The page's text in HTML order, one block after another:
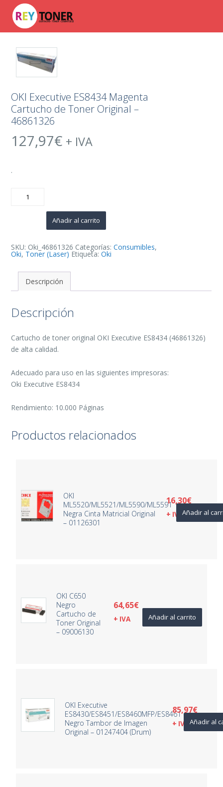
OKI Executive ES8434 Magenta
Cartucho de Toner Original –
46861326
127,97€ + IVA
.
Executive
-
46861326
cantidad
Añadir al carrito
SKU: Oki_46861326 Categorías:Consumibles,
Oki, Toner (Laser) Etiqueta:Oki
Descripción
Descripción
Cartucho de toner original OKI Executive ES8434 (46861326)
de alta calidad.
Adecuado para uso en las siguientes impresoras:
Oki Executive ES8434
Rendimiento: 10.000 Páginas
Productos relacionados
OKI
ML5520/ML5521/ML5590/ML5591
Negra Cinta Matricial Original
– 01126301
16,30€
+ IVAAñadir al
OKI C650
Negro
Cartucho de
Toner Original
– 09006130
64,65€
+ IVA Añadir al carrito
OKI Executive
ES8430/ES8451/ES8460MFP/ES8461
Negro Tambor de Imagen
Original – 01247404 (Drum)
85,97€
+ IVA Añadir al